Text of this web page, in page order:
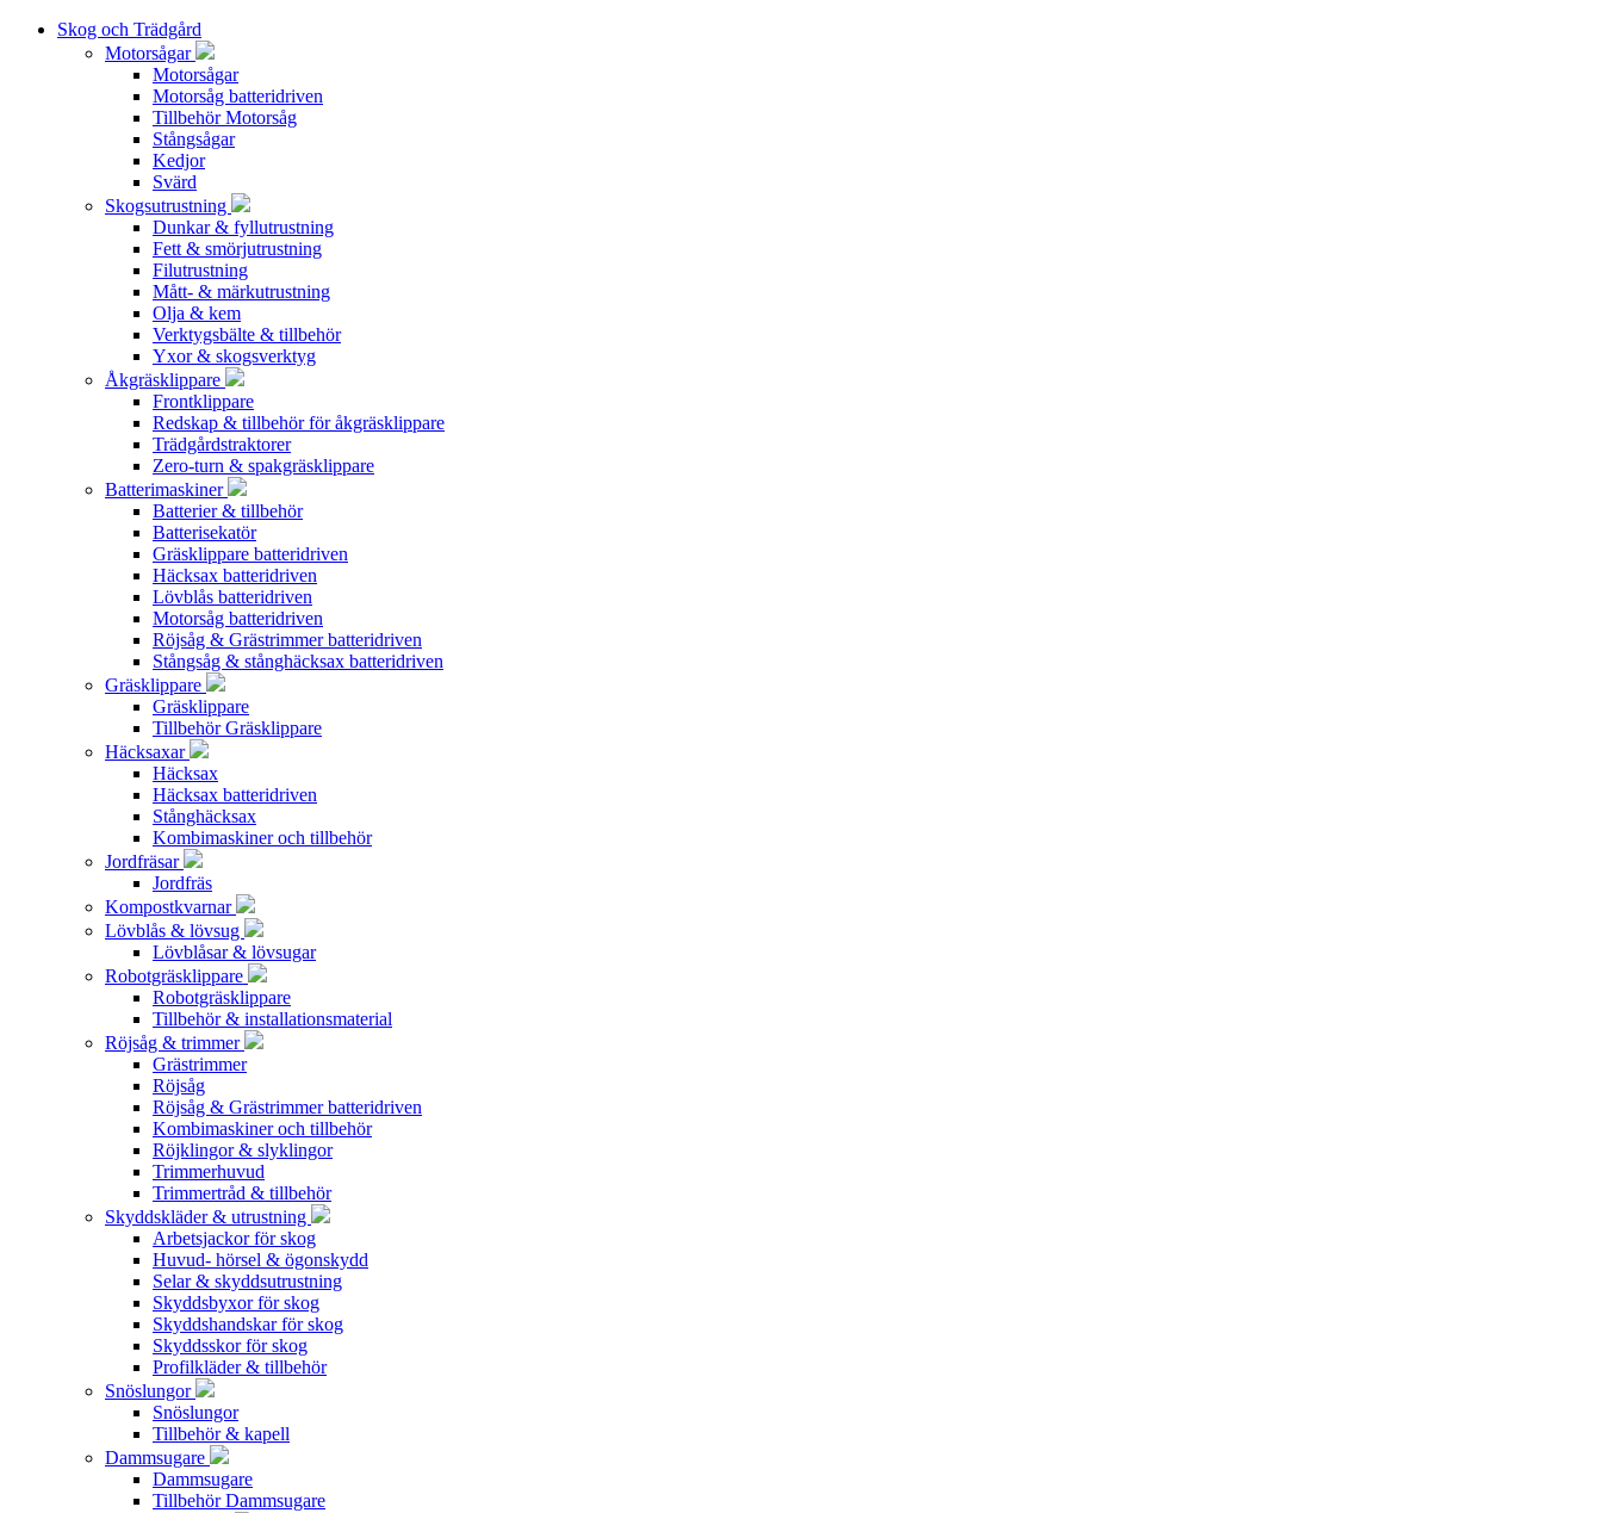
Skog och Trädgård
Motorsågar
Motorsågar
Motorsåg batteridriven
Tillbehör Motorsåg
Stångsågar
Kedjor
Svärd
Skogsutrustning
Dunkar & fyllutrustning
Fett & smörjutrustning
Filutrustning
Mått- & märkutrustning
Olja & kem
Verktygsbälte & tillbehör
Yxor & skogsverktyg
Åkgräsklippare
Frontklippare
Redskap & tillbehör för åkgräsklippare
Trädgårdstraktorer
Zero-turn & spakgräsklippare
Batterimaskiner
Batterier & tillbehör
Batterisekatör
Gräsklippare batteridriven
Häcksax batteridriven
Lövblås batteridriven
Motorsåg batteridriven
Röjsåg & Grästrimmer batteridriven
Stångsåg & stånghäcksax batteridriven
Gräsklippare
Gräsklippare
Tillbehör Gräsklippare
Häcksaxar
Häcksax
Häcksax batteridriven
Stånghäcksax
Kombimaskiner och tillbehör
Jordfräsar
Jordfräs
Kompostkvarnar
Lövblås & lövsug
Lövblåsar & lövsugar
Robotgräsklippare
Robotgräsklippare
Tillbehör & installationsmaterial
Röjsåg & trimmer
Grästrimmer
Röjsåg
Röjsåg & Grästrimmer batteridriven
Kombimaskiner och tillbehör
Röjklingor & slyklingor
Trimmerhuvud
Trimmertråd & tillbehör
Skyddskläder & utrustning
Arbetsjackor för skog
Huvud- hörsel & ögonskydd
Selar & skyddsutrustning
Skyddsbyxor för skog
Skyddshandskar för skog
Skyddsskor för skog
Profilkläder & tillbehör
Snöslungor
Snöslungor
Tillbehör & kapell
Dammsugare
Dammsugare
Tillbehör Dammsugare